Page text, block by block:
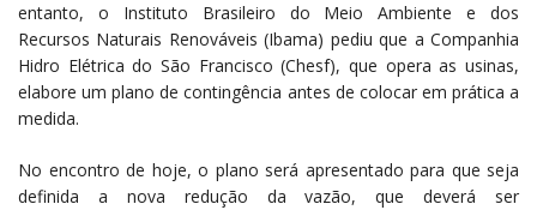
entanto, o Instituto Brasileiro do Meio Ambiente e dos
Recursos Naturais Renováveis (Ibama) pediu que a Companhia
Hidro Elétrica do São Francisco (Chesf), que opera as usinas,
elabore um plano de contingência antes de colocar em prática a
medida.
No encontro de hoje, o plano será apresentado para que seja
definida a nova redução da vazão, que deverá ser